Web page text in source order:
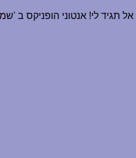
תגיד לי! אנטוני הופניקס ב